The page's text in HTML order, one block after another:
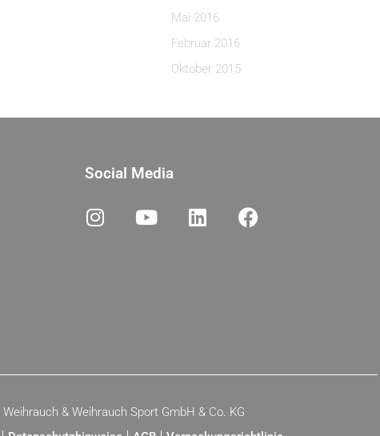
Mai 2016
Februar 2016
Oktober 2015
Social Media
Weihrauch & Weihrauch Sport GmbH & Co. KG